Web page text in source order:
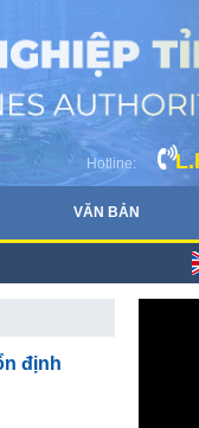
Hotline:
VĂN BẢN
định